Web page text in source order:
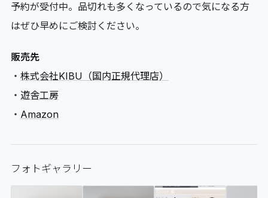
予約が受付中。品切れも多くなっているので気になる方
はぜひ早めにご検討ください。
販売先
・ 株式会社KIBU（国内正規代理店）
・ 遊舎工房
・ Amazon
フォトギャラリー